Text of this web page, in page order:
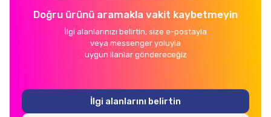
Doğru ürünü aramakla vakit kaybetmeyin
İlgi alanlarınızı belirtin, size e-postayla
veya messenger yoluyla
uygun ilanlar göndereceğiz
İlgi alanlarını belirtin